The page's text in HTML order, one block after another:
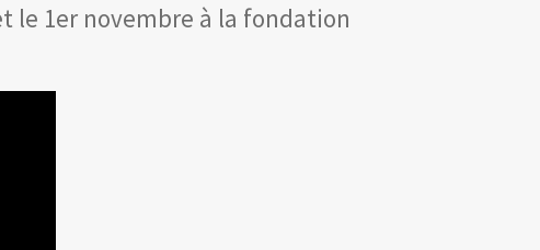
le 1er novembre à la fondation